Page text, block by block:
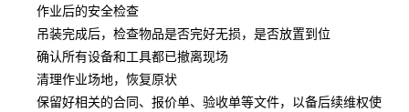
作业后的安全检查
吊装完成后，检查物品是否完好无损，是否放置到位
确认所有设备和工具都已撤离现场
清理作业场地，恢复原状
保留好相关的合同、报价单、验收单等文件，以备后续维权使